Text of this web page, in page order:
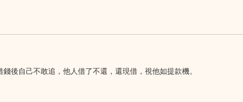
後自己不敢追，他人借了不還，還現借，視他如提款機。